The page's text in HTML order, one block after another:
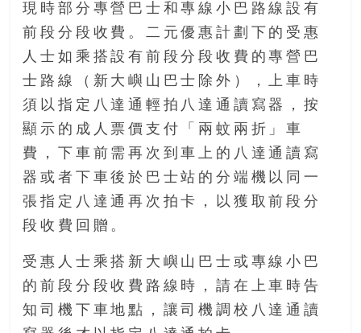
現時部分專營巴士和專線小巴路線設有
前段分段收費。二元優惠計劃下的受惠
人士如乘搭設有前段分段收費的專營巴
士路線（新大嶼山巴士除外），上車時
須以指定八達通輕拍八達通讀寫器，按
顯示的成人票價支付「兩蚊兩折」車
費，下車前需再次到車上的八達通讀寫
器或者下車後於巴士站的分端機以同一
張指定八達通再次拍卡，以獲取前段分
段收費回贈。
受惠人士乘搭新大嶼山巴士或專線小巴
的前段分段收費路線時，請在上車時告
知司機下車地點，讓司機調校八達通讀